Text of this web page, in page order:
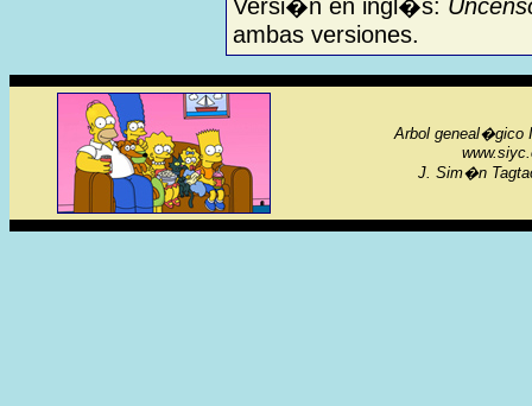
Versi�n en ingl�s:
ambas versiones.
Arbol geneal�gico
J. Sim�n